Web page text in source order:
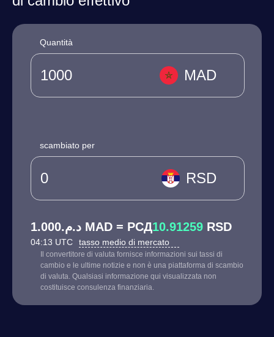
Quantità
MAD
scambiato per
RSD
د.م.1.000 MAD = РСД10.91259 RSD
04:13 UTC tasso medio di mercato
Il convertitore di valuta fornisce informazioni sui tassi di
cambio e le ultime notizie e non è una piattaforma di scambio
di valuta. Qualsiasi informazione qui visualizzata non
costituisce consulenza finanziaria.